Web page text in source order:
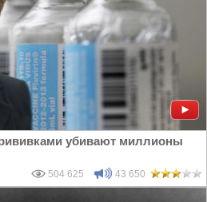
убивают миллионы
504 625 43 650